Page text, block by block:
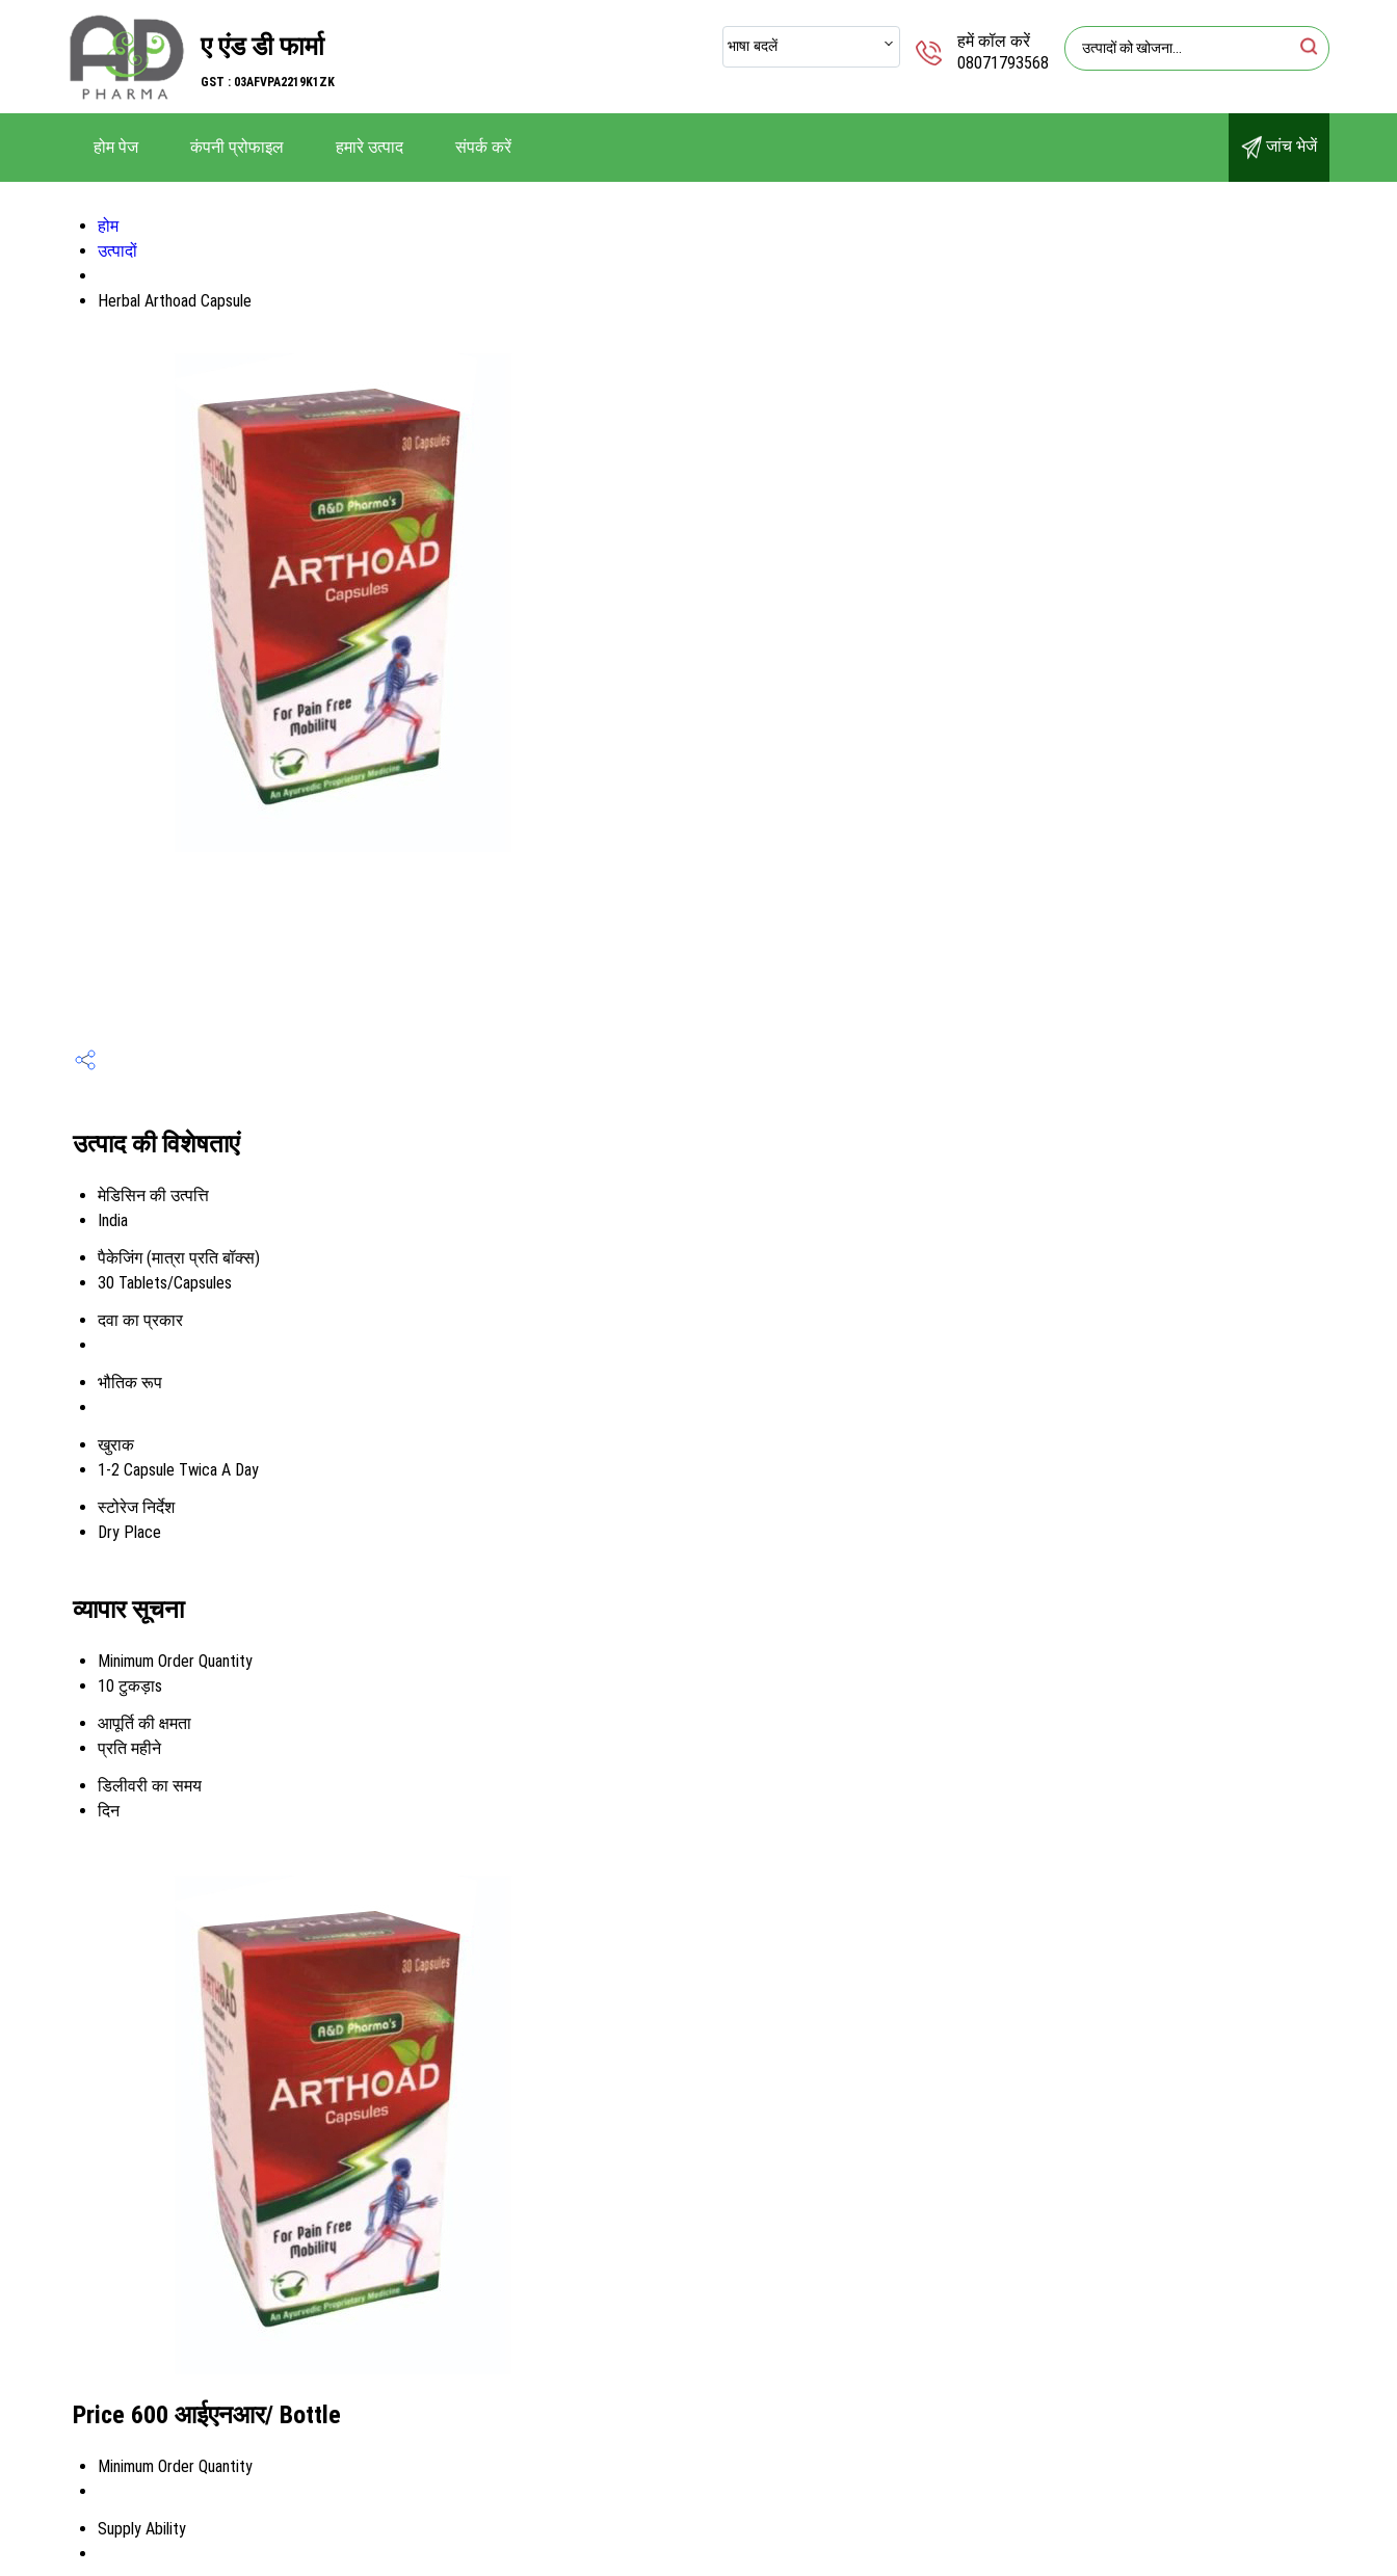
ए एंड डी फार्मा
GST : 03AFVPA2219K1ZK
हमें कॉल करें
08071793568
भाषा बदलें
होम पेज कंपनी प्रोफाइल हमारे उत्पाद संपर्क करें जांच भेजें
होम
उत्पादों
Herbal Arthoad Capsule
उत्पाद की विशेषताएं
मेडिसिन की उत्पत्ति
India
पैकेजिंग (मात्रा प्रति बॉक्स)
30 Tablets/Capsules
दवा का प्रकार
भौतिक रूप
खुराक
1-2 Capsule Twica A Day
स्टोरेज निर्देश
Dry Place
व्यापार सूचना
Minimum Order Quantity
10 टुकड़ाs
आपूर्ति की क्षमता
प्रति महीने
डिलीवरी का समय
दिन
Price 600 आईएनआर/ Bottle
Minimum Order Quantity
Supply Ability